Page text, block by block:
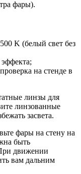
фары).
K (белый свет без
на стенде в
линзы для
линзованные
засвета.
фары на стену на
быть
движении
вам дальним